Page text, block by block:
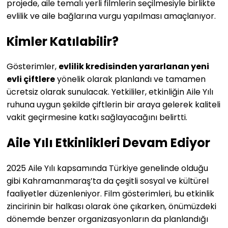
projede, aile temalı yerli filmlerin seçilmesiyle birlikte
evlilik ve aile bağlarına vurgu yapılması amaçlanıyor.
Kimler Katılabilir?
Gösterimler, evlilik kredisinden yararlanan yeni
evli çiftlereyönelik olarak planlandı ve tamamen
ücretsiz olarak sunulacak. Yetkililer, etkinliğin Aile Yılı
ruhuna uygun şekilde çiftlerin bir araya gelerek kaliteli
vakit geçirmesine katkı sağlayacağını belirtti.
Aile Yılı Etkinlikleri Devam Ediyor
2025 Aile Yılı kapsamında Türkiye genelinde olduğu
gibi Kahramanmaraş’ta da çeşitli sosyal ve kültürel
faaliyetler düzenleniyor. Film gösterimleri, bu etkinlik
zincirinin bir halkası olarak öne çıkarken, önümüzdeki
dönemde benzer organizasyonların da planlandığı